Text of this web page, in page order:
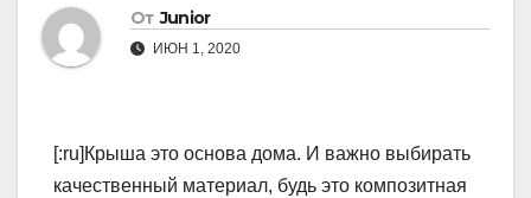
От Junior
ИЮН 1, 2020
[:ru]Крыша это основа дома. И важно выбирать
качественный материал, будь это композитная